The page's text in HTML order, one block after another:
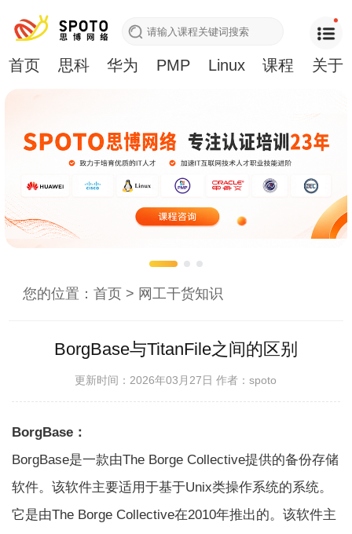
首页 思科 华为 PMP Linux 课程 关于
您的位置：首页 > 网工干货知识
BorgBase与TitanFile之间的区别
更新时间：2026年03月27日作者：spoto
BorgBase：
BorgBase是一款由The Borge Collective提供的备份存储
软件。该软件主要适用于基于Unix类操作系统的系统。
它是由The Borge Collective在2010年推出的。该软件主